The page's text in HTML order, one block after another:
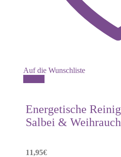
Auf die Wunschliste
Energetische
Salbei & Weihrauch
11,95€